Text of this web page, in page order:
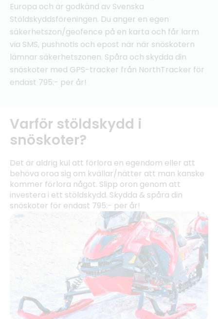
Europa och är godkänd av Svenska
Stöldskyddsföreningen. Du anger en egen
säkerhetszon/geofence på en karta och får larm
via SMS, pushnotis och epost när när snöskotern
lämnar säkerhetszonen. Spåra och skydda din
snöskoter med GPS-tracker från NorthTracker för
endast 795:- per år!
Varför stöldskydd i
snöskoter?
Det är aldrig kul att förlora en egendom eller att
behöva oroa sig om kvällar/nätter att man kanske
kommer förlora något. Slipp oron genom att
investera i ett stöldskydd. Skydda & spåra din
snöskoter för endast 795:- per år!